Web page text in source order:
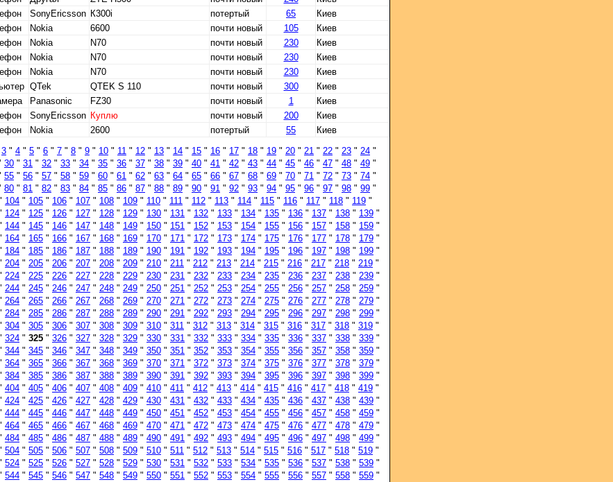
SonyEricsson К300i потертый 65
Киев
Nokia 6600 почти новый 105
Киев
Nokia N70 почти новый 230
Киев
Nokia N70 почти новый 230
Киев
Nokia N70 почти новый 230
Киев
QTek QTEK S 110 почти новый 300
Киев
Panasonic FZ30 почти новый 1
Киев
SonyEricsson Куплю почти новый 200
Киев
Nokia 2600 потертый 55
Киев
3 " 4 " 5 " 6 " 7 " 8 " 9 " 10 " 11 " 12 " 13 " 14 " 15 " 16 " 17 " 18 " 19 " 20 " 21 " 22 " 23 " 24 "
30 " 31 " 32 " 33 " 34 " 35 " 36 " 37 " 38 " 39 " 40 " 41 " 42 " 43 " 44 " 45 " 46 " 47 " 48 " 49 "
55 " 56 " 57 " 58 " 59 " 60 " 61 " 62 " 63 " 64 " 65 " 66 " 67 " 68 " 69 " 70 " 71 " 72 " 73 " 74 "
80 " 81 " 82 " 83 " 84 " 85 " 86 " 87 " 88 " 89 " 90 " 91 " 92 " 93 " 94 " 95 " 96 " 97 " 98 " 99 "
104 " 105 " 106 " 107 " 108 " 109 " 110 " 111 " 112 " 113 " 114 " 115 " 116 " 117 " 118 " 119 "
124 " 125 " 126 " 127 " 128 " 129 " 130 " 131 " 132 " 133 " 134 " 135 " 136 " 137 " 138 " 139 "
144 " 145 " 146 " 147 " 148 " 149 " 150 " 151 " 152 " 153 " 154 " 155 " 156 " 157 " 158 " 159 "
164 " 165 " 166 " 167 " 168 " 169 " 170 " 171 " 172 " 173 " 174 " 175 " 176 " 177 " 178 " 179 "
184 " 185 " 186 " 187 " 188 " 189 " 190 " 191 " 192 " 193 " 194 " 195 " 196 " 197 " 198 " 199 "
204 " 205 " 206 " 207 " 208 " 209 " 210 " 211 " 212 " 213 " 214 " 215 " 216 " 217 " 218 " 219 "
224 " 225 " 226 " 227 " 228 " 229 " 230 " 231 " 232 " 233 " 234 " 235 " 236 " 237 " 238 " 239 "
244 " 245 " 246 " 247 " 248 " 249 " 250 " 251 " 252 " 253 " 254 " 255 " 256 " 257 " 258 " 259 "
264 " 265 " 266 " 267 " 268 " 269 " 270 " 271 " 272 " 273 " 274 " 275 " 276 " 277 " 278 " 279 "
284 " 285 " 286 " 287 " 288 " 289 " 290 " 291 " 292 " 293 " 294 " 295 " 296 " 297 " 298 " 299 "
304 " 305 " 306 " 307 " 308 " 309 " 310 " 311 " 312 " 313 " 314 " 315 " 316 " 317 " 318 " 319 "
324 " 325 " 326 " 327 " 328 " 329 " 330 " 331 " 332 " 333 " 334 " 335 " 336 " 337 " 338 " 339 "
344 " 345 " 346 " 347 " 348 " 349 " 350 " 351 " 352 " 353 " 354 " 355 " 356 " 357 " 358 " 359 "
364 " 365 " 366 " 367 " 368 " 369 " 370 " 371 " 372 " 373 " 374 " 375 " 376 " 377 " 378 " 379 "
384 " 385 " 386 " 387 " 388 " 389 " 390 " 391 " 392 " 393 " 394 " 395 " 396 " 397 " 398 " 399 "
404 " 405 " 406 " 407 " 408 " 409 " 410 " 411 " 412 " 413 " 414 " 415 " 416 " 417 " 418 " 419 "
424 " 425 " 426 " 427 " 428 " 429 " 430 " 431 " 432 " 433 " 434 " 435 " 436 " 437 " 438 " 439 "
444 " 445 " 446 " 447 " 448 " 449 " 450 " 451 " 452 " 453 " 454 " 455 " 456 " 457 " 458 " 459 "
464 " 465 " 466 " 467 " 468 " 469 " 470 " 471 " 472 " 473 " 474 " 475 " 476 " 477 " 478 " 479 "
484 " 485 " 486 " 487 " 488 " 489 " 490 " 491 " 492 " 493 " 494 " 495 " 496 " 497 " 498 " 499 "
504 " 505 " 506 " 507 " 508 " 509 " 510 " 511 " 512 " 513 " 514 " 515 " 516 " 517 " 518 " 519 "
524 " 525 " 526 " 527 " 528 " 529 " 530 " 531 " 532 " 533 " 534 " 535 " 536 " 537 " 538 " 539 "
544 " 545 " 546 " 547 " 548 " 549 " 550 " 551 " 552 " 553 " 554 " 555 " 556 " 557 " 558 " 559 "